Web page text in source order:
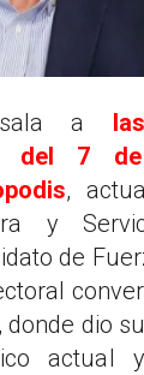
a
del 7 de
,
y
de
donde dio
actual